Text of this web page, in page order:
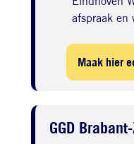
afspraak en
Maak hier
GGD